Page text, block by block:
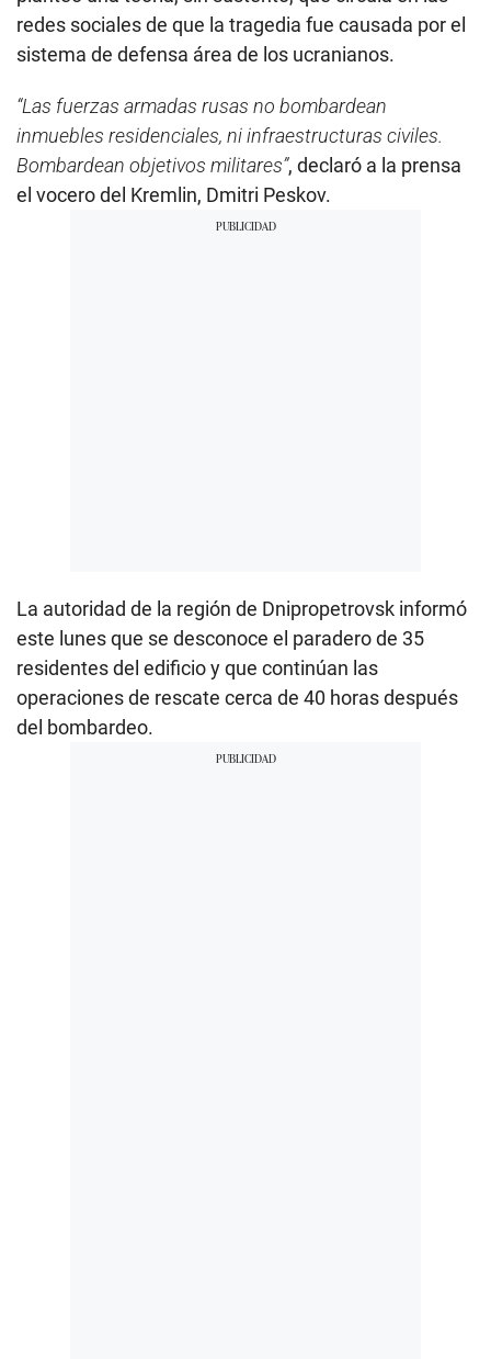
redes sociales de que la tragedia fue causada por el
sistema de defensa área de los ucranianos.
“Las fuerzas armadas rusas no bombardean
inmuebles residenciales, ni infraestructuras civiles.
Bombardean objetivos militares”, declaró a la prensa
el vocero del Kremlin, Dmitri Peskov.
La autoridad de la región de Dnipropetrovsk informó
este lunes que se desconoce el paradero de 35
residentes del edificio y que continúan las
operaciones de rescate cerca de 40 horas después
del bombardeo.